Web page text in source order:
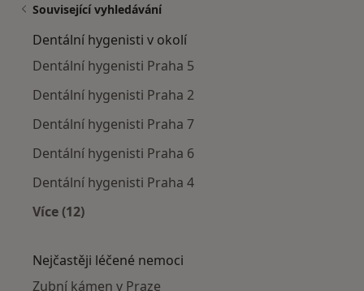
Související vyhledávání
Dentální hygenisti v okolí
Dentální hygenisti Praha 5
Dentální hygenisti Praha 2
Dentální hygenisti Praha 7
Dentální hygenisti Praha 6
Dentální hygenisti Praha 4
Více (12)
Nejčastěji léčené nemoci
Zubní kámen v Praze